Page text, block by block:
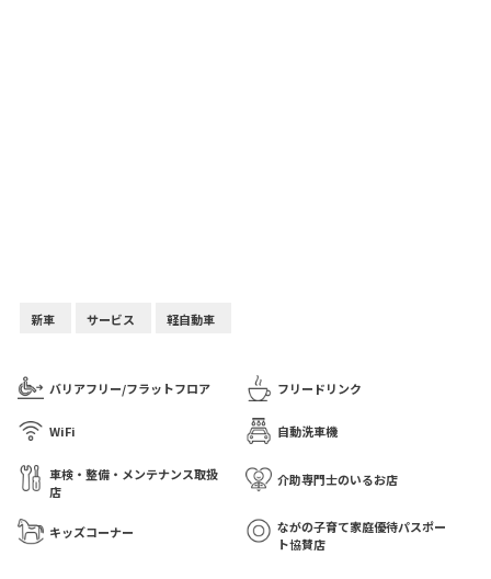
新車 サービス 軽自動車
バリアフリー/フラットフロア フリードリンク
WiFi 自動洗車機
車検・整備・メンテナンス取扱
店
介助専門士のいるお店
キッズコーナー
ながの子育て家庭優待パスポー
ト協賛店